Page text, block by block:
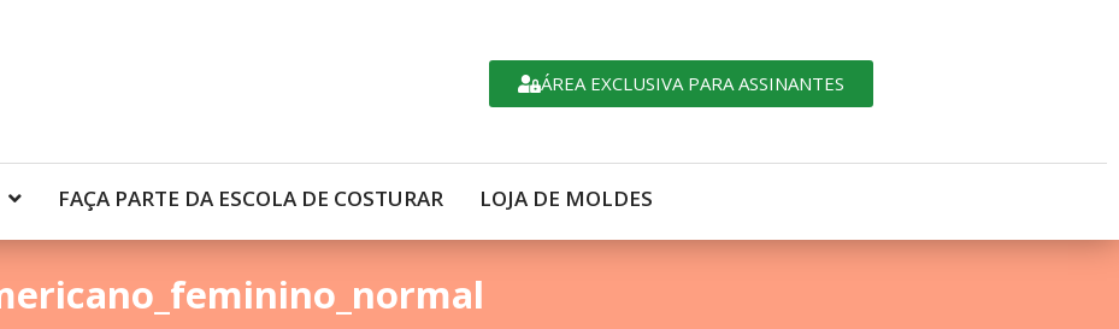
ÁREA EXCLUSIVA PARA ASSINANTES
FAÇA PARTE DA ESCOLA DE COSTURAR LOJA DE MOLDES